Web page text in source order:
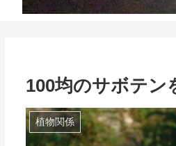
100均のサボテン
植物関係